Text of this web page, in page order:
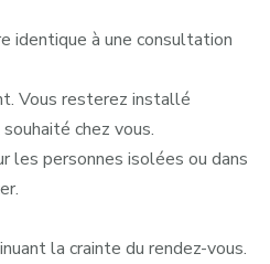
identique à une consultation
Vous resterez installé
chez vous.
les personnes isolées ou dans
la crainte du rendez-vous.